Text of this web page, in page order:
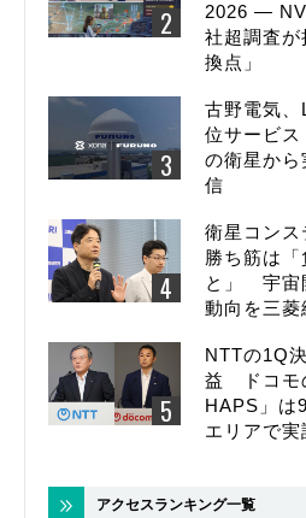
2026 ―
社超調査が
換点」
古野電気、
位サービス
の衛星から
信
衛星コンス
勝ち筋は「
と」 宇宙
動向を三菱
NTTの1Q
益 ドコモ
HAPS」は
エリアで実
アクセスランキング一覧